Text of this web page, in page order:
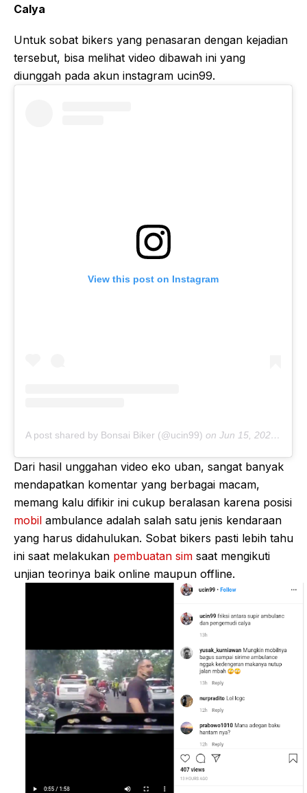
Calya
Untuk sobat bikers yang penasaran dengan kejadian
tersebut, bisa melihat video dibawah ini yang
diunggah pada akun instagram ucin99.
View this post on Instagram
A post shared by Bonsai Biker (@ucin99) on Jun 15, 2020 at 5:28am PDT
Dari hasil unggahan video eko uban, sangat banyak
mendapatkan komentar yang berbagai macam,
memang kalu difikir ini cukup beralasan karena posisi
mobil ambulance adalah salah satu jenis kendaraan
yang harus didahulukan. Sobat bikers pasti lebih tahu
ini saat melakukan pembuatan sim saat mengikuti
unjian teorinya baik online maupun offline.